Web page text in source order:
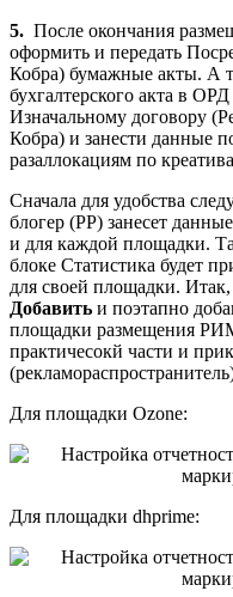
5. После окончания
оформить и передать
Кобра) бумажные акты. А
бухгалтерского акта в
Изначальному договору
Кобра) и занести данные
разаллокациям по
Сначала для удобства
блогер (РР) занесет
и для каждой площадки.
блоке Статистика будет
для своей площадки.
Добавить и поэтапно
площадки размещения
практичесокй части и
Для площадки Ozone:
Для площадки dhprime: